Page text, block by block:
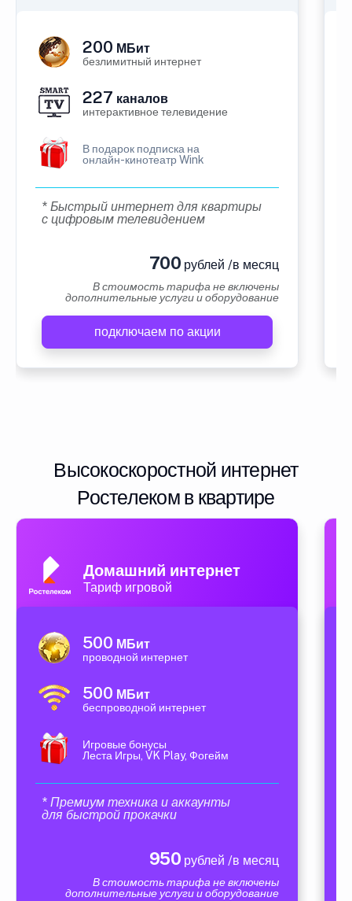
200 МБит
безлимитный интернет
227 каналов
интерактивное телевидение
В подарок подписка на
онлайн-кинотеатр Wink
* Быстрый интернет для квартиры
с цифровым телевидением
700 рублей /в месяц
В стоимость тарифа не включены
дополнительные услуги и оборудование
подключаем по акции
Высокоскоростной интернет
Ростелеком в квартире
Домашний интернет
Тариф игровой
500 МБит
проводной интернет
500 МБит
беспроводной интернет
Игровые бонусы
Леста Игры, VK Play, Фогейм
* Премиум техника и аккаунты
для быстрой прокачки
950 рублей /в месяц
В стоимость тарифа не включены
дополнительные услуги и оборудование